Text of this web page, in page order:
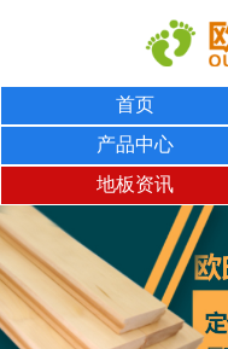
首页
产品中心
地板资讯